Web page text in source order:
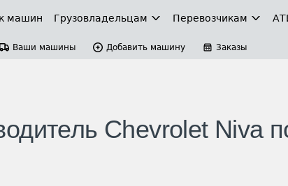
машин Грузовладельцам Перевозчикам
Ваши машины Добавить машину Заказы
Chevrolet Niva